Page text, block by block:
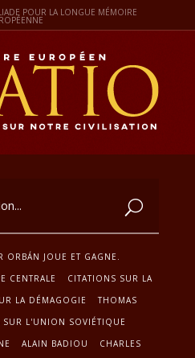
POUR LA LONGUE MÉMOIRE
JOUE ET GAGNE.
CENTRALE
CITATIONS SUR LA
LA DÉMAGOGIE
THOMAS
SUR L'UNION SOVIÉTIQUE
ALAIN BADIOU
CHARLES